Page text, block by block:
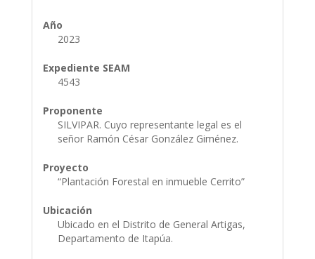
Año
2023
Expediente SEAM
4543
Proponente
SILVIPAR. Cuyo representante legal es el
señor Ramón César González Giménez.
Proyecto
“Plantación Forestal en inmueble Cerrito”
Ubicación
Ubicado en el Distrito de General Artigas,
Departamento de Itapúa.